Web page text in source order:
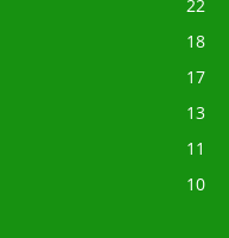
22
18
17
13
11
10